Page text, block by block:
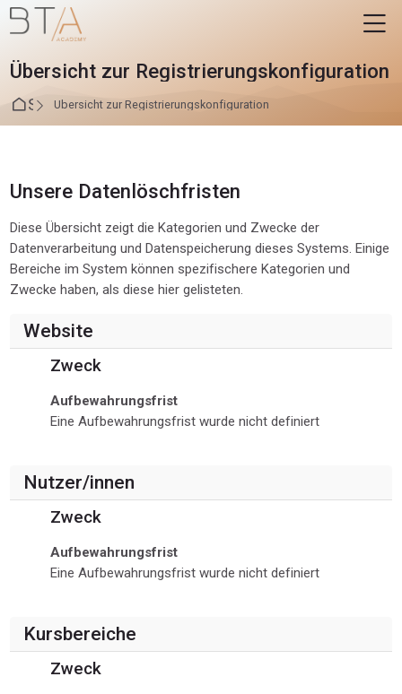
Skip to navigation
Skip to login form
Zum Hauptinhalt
Skip to accessibility options
Skip to footer
Skip accessibility options
Übersicht zur Registrierungskonfiguration
Startseite
Übersicht zur Registrierungskonfiguration
Unsere Datenlöschfristen
Diese Übersicht zeigt die Kategorien und Zwecke der
Datenverarbeitung und Datenspeicherung dieses Systems. Einige
Bereiche im System können spezifischere Kategorien und
Zwecke haben, als diese hier gelisteten.
Website
Zweck
Aufbewahrungsfrist
Eine Aufbewahrungsfrist wurde nicht definiert
Nutzer/innen
Zweck
Aufbewahrungsfrist
Eine Aufbewahrungsfrist wurde nicht definiert
Kursbereiche
Zweck